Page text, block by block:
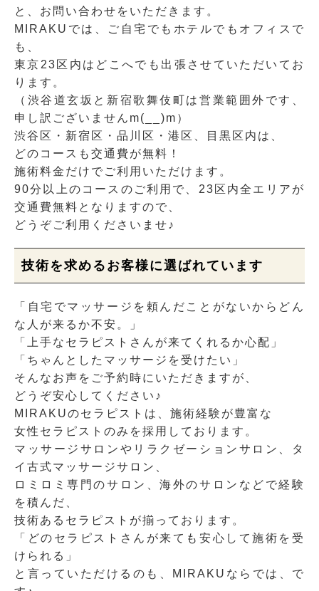
と、お問い合わせをいただきます。
MIRAKUでは、ご自宅でもホテルでもオフィスで
も、
東京23区内はどこへでも出張させていただいてお
ります。
（渋谷道玄坂と新宿歌舞伎町は営業範囲外です、
申し訳ございませんm(__)m）
渋谷区・新宿区・品川区・港区、目黒区内は、
どのコースも交通費が無料！
施術料金だけでご利用いただけます。
90分以上のコースのご利用で、23区内全エリアが
交通費無料となりますので、
どうぞご利用くださいませ♪
技術を求めるお客様に選ばれています
「自宅でマッサージを頼んだことがないからどん
な人が来るか不安。」
「上手なセラピストさんが来てくれるか心配」
「ちゃんとしたマッサージを受けたい」
そんなお声をご予約時にいただきますが、
どうぞ安心してください♪
MIRAKUのセラピストは、施術経験が豊富な
女性セラピストのみを採用しております。
マッサージサロンやリラクゼーションサロン、タ
イ古式マッサージサロン、
ロミロミ専門のサロン、海外のサロンなどで経験
を積んだ、
技術あるセラピストが揃っております。
「どのセラピストさんが来ても安心して施術を受
けられる」
と言っていただけるのも、MIRAKUならでは、で